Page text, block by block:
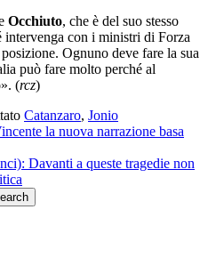
Occhiuto, che è del suo stesso
intervenga con i ministri di Forza
Ognuno deve fare la sua
può fare molto perché al
(rcz)
Catanzaro, Jonio
la nuova narrazione basa
Davanti a queste tragedie non